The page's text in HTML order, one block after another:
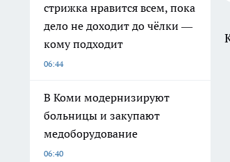
стрижка нравится всем, пока
дело не доходит до чёлки —
кому подходит
06:44
В Коми модернизируют
больницы и закупают
медоборудование
06:40